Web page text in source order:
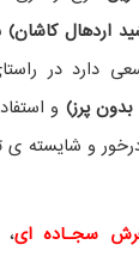
اردهال کاشان)
دارد در
پرز) و
و شایسته ی
سجـاده ای،